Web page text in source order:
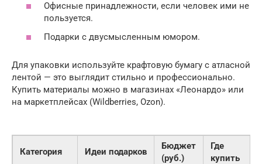
Офисные принадлежности, если человек ими не
пользуется.
Подарки с двусмысленным юмором.
Для упаковки используйте крафтовую бумагу с атласной
лентой — это выглядит стильно и профессионально.
Купить материалы можно в магазинах «Леонардо» или
на маркетплейсах (Wildberries, Ozon).
Категория Идеи подарков
Бюджет
(руб.)
Где
купить